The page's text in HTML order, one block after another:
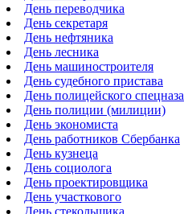
День переводчика
День секретаря
День нефтяника
День лесника
День машиностроителя
День судебного пристава
День полицейского спецназа
День полиции (милиции)
День экономиста
День работников Сбербанка
День кузнеца
День социолога
День проектировщика
День участкового
День стекольщика